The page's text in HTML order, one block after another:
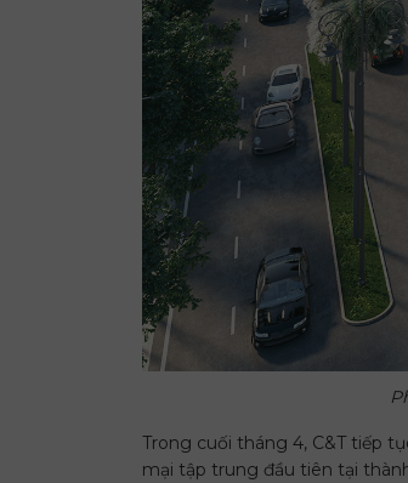
Trong cuối tháng 4, C&T tiếp
mại tập trung đầu tiên tại